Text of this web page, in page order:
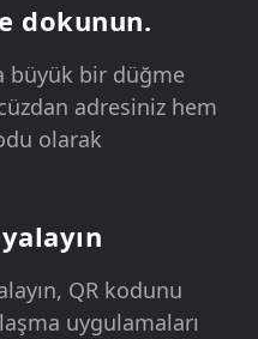
dokunun.
büyük bir düğme
adresiniz hem
olarak
QR kodunu
uygulamaları